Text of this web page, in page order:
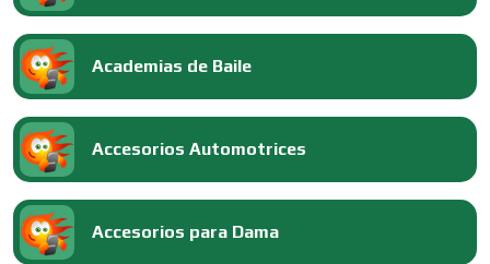
Academias de Baile
Accesorios Automotrices
Accesorios para Dama